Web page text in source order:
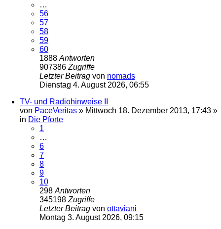
…
56
57
58
59
60
1888 Antworten
907386 Zugriffe
Letzter Beitrag von nomads
Dienstag 4. August 2026, 06:55
TV- und Radiohinweise II
von PaceVeritas » Mittwoch 18. Dezember 2013, 17:43 »
in Die Pforte
1
…
6
7
8
9
10
298 Antworten
345198 Zugriffe
Letzter Beitrag von ottaviani
Montag 3. August 2026, 09:15